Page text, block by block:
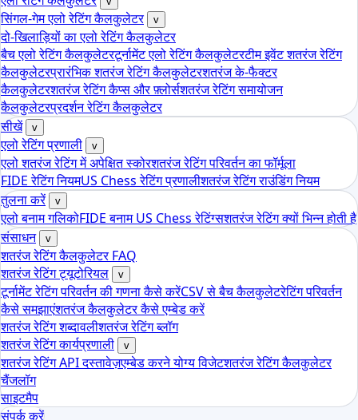
सिंगल-गेम एलो रेटिंग कैलकुलेटर v
दो-खिलाड़ियों का एलो रेटिंग कैलकुलेटर
बैच एलो रेटिंग कैलकुलेटरटूर्नामेंट एलो रेटिंग कैलकुलेटरटीम इवेंट शतरंज रेटिंग
कैलकुलेटरप्रारंभिक शतरंज रेटिंग कैलकुलेटरशतरंज के-फैक्टर
कैलकुलेटरशतरंज रेटिंग कैप्स और फ़्लोर्सशतरंज रेटिंग समायोजन
कैलकुलेटरप्रदर्शन रेटिंग कैलकुलेटर
सीखें
v
एलो रेटिंग प्रणाली v
एलो शतरंज रेटिंग में अपेक्षित स्कोरशतरंज रेटिंग परिवर्तन का फॉर्मूला
FIDE रेटिंग नियमUS Chess रेटिंग प्रणालीशतरंज रेटिंग राउंडिंग नियम
तुलना करें
v
एलो बनाम गलिकोFIDE बनाम US Chess रेटिंग्सशतरंज रेटिंग क्यों भिन्न होती है
संसाधन
v
शतरंज रेटिंग कैलकुलेटर FAQ
शतरंज रेटिंग ट्यूटोरियल
v
टूर्नामेंट रेटिंग परिवर्तन की गणना कैसे करेंCSV से बैच कैलकुलेटरेटिंग परिवर्तन
कैसे समझाएंशतरंज कैलकुलेटर कैसे एम्बेड करें
शतरंज रेटिंग शब्दावलीशतरंज रेटिंग ब्लॉग
शतरंज रेटिंग कार्यप्रणाली
v
शतरंज रेटिंग API दस्तावेज़एम्बेड करने योग्य विजेटशतरंज रेटिंग कैलकुलेटर
चैंजलॉग
साइटमैप
संपर्क करें